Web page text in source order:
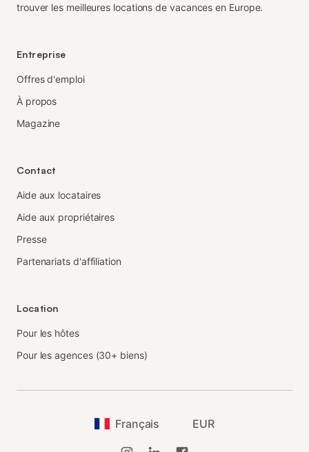
trouver les meilleures locations de vacances en Europe.
Entreprise
Offres d'emploi
À propos
Magazine
Contact
Aide aux locataires
Aide aux propriétaires
Presse
Partenariats d'affiliation
Location
Pour les hôtes
Pour les agences (30+ biens)
Français EUR